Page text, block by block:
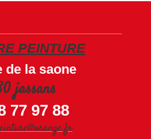
PEINTURE
de la saone
jassans
77 97 88